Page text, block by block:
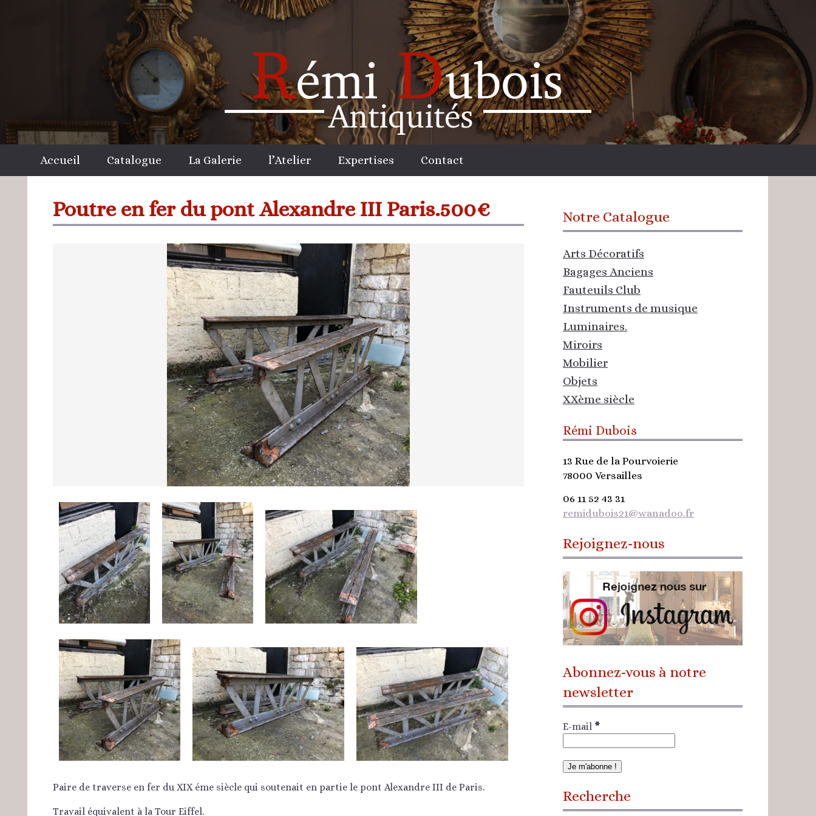
Accueil Catalogue La Galerie l’Atelier Expertises Contact
Poutre en fer du pont Alexandre III Paris.500€
Paire de traverse en fer du XIX éme siècle qui soutenait en partie le pont Alexandre III de Paris.
Travail équivalent à la Tour Eiffel.
Notre Catalogue
Arts Décoratifs
Bagages Anciens
Fauteuils Club
Instruments de musique
Luminaires.
Miroirs
Mobilier
Objets
XXème siècle
Rémi Dubois
13 Rue de la Pourvoierie
78000 Versailles
06 11 52 43 31
remidubois21@wanadoo.fr
Rejoignez-nous
Abonnez-vous à notre
newsletter
E-mail *
Recherche